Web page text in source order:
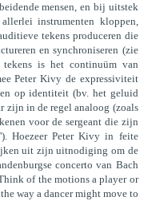
mensen, en bij uitstek
instrumenten kloppen,
tekens produceren die
en synchroniseren (zie
is het continuüm van
Peter Kivy de expressiviteit
op identiteit (bv. het geluid
zijn in de regel analoog (zoals
voor de sergeant die zijn
Hoezeer Peter Kivy in feite
uit zijn uitnodiging om de
concerto van Bach
of the motions a player or
way a dancer might move to